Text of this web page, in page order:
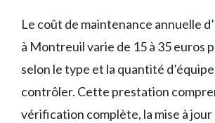
Le coût de maintenance annuelle
à Montreuil varie de 15 à 35 euros
selon le type et la quantité
contrôler. Cette prestation
vérification complète, la mise à